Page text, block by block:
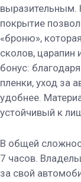
выразительным.
покрытие
«броню»,
сколов, царапин
бонус:
пленки, уход за
удобнее.
устойчивый к
В общей
7 часов.
за свой